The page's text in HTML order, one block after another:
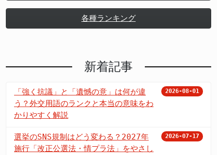
各種ランキング
新着記事
「強く抗議」と「遺憾の意」は何が違
う？外交用語のランクと本当の意味をわ
かりやすく解説
2026-08-01
選挙のSNS規制はどう変わる？2027年
施行「改正公選法・情プラ法」をやさし
2026-07-17